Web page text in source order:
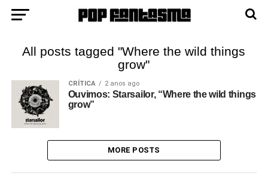
All posts tagged "Where the wild things
grow"
CRÍTICA 2 anos ago
Ouvimos: Starsailor, “Where the wild things
grow”
MORE POSTS